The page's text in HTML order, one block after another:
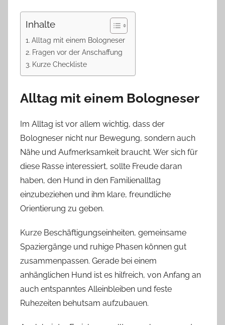
Inhalte
Alltag mit einem Bologneser
Fragen vor der Anschaffung
Kurze Checkliste
Alltag mit einem Bologneser
Im Alltag ist vor allem wichtig, dass der
Bologneser nicht nur Bewegung, sondern auch
Nähe und Aufmerksamkeit braucht. Wer sich für
diese Rasse interessiert, sollte Freude daran
haben, den Hund in den Familienalltag
einzubeziehen und ihm klare, freundliche
Orientierung zu geben.
Kurze Beschäftigungseinheiten, gemeinsame
Spaziergänge und ruhige Phasen können gut
zusammenpassen. Gerade bei einem
anhänglichen Hund ist es hilfreich, von Anfang an
auch entspanntes Alleinbleiben und feste
Ruhezeiten behutsam aufzubauen.